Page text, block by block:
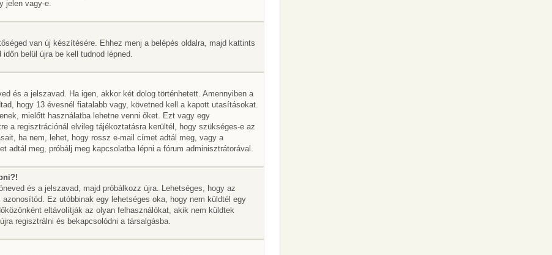
jelen vagy-e.
van új készítésére. Ehhez menj a belépés oldalra, majd kattints
belül újra be kell tudnod lépned.
és a jelszavad. Ha igen, akkor két dolog történhetett. Amennyiben a
hogy 13 évesnél fiatalabb vagy, követned kell a kapott utasításokat.
mielőtt használatba lehetne venni őket. Ezt vagy egy
a regisztrációnál elvileg tájékoztatásra kerültél, hogy szükséges-e az
ha nem, lehet, hogy rossz e-mail címet adtál meg, vagy a
meg, próbálj meg kapcsolatba lépni a fórum adminisztrátorával.
és a jelszavad, majd próbálkozz újra. Lehetséges, hogy az
Ez utóbbinak egy lehetséges oka, hogy nem küldtél egy
eltávolítják az olyan felhasználókat, akik nem küldtek
regisztrálni és bekapcsolódni a társalgásba.